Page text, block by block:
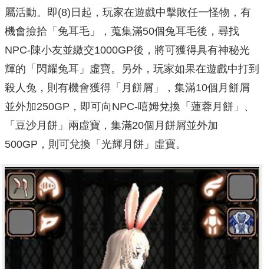
屬活動。即(8)日起，玩家在遊戲中擊敗任一怪物，有
機會撿拾「兔耳毛」，蒐集滿50個兔耳毛後，尋找
NPC-陳小友並繳交1000GP後，將可獲得具有神秘光
輝的「閃耀兔耳」虛寶。另外，玩家如果在遊戲中打到
殺人兔，則有機會獲得「月餅屑」，集滿10個月餅屑
並外加250GP，即可向NPC-嘻姆兌換「蓮蓉月餅」、
「豆沙月餅」兩虛寶，集滿20個月餅屑並外加
500GP，則可兌換「光輝月餅」虛寶。